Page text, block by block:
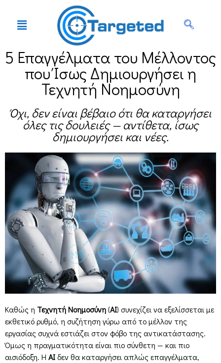
5 Επαγγέλματα του Μέλλοντος
που Ίσως Δημιουργήσει η
Τεχνητή Νοημοσύνη
Όχι, δεν είναι βέβαιο ότι θα καταργήσει
όλες τις δουλειές — αντίθετα, ίσως
δημιουργήσει και νέες.
Καθώς η Τεχνητή Νοημοσύνη(AI) συνεχίζει να εξελίσσεται με
εκθετικό ρυθμό, η συζήτηση γύρω από το μέλλον της
εργασίας συχνά εστιάζει στον φόβο της αντικατάστασης.
Όμως η πραγματικότητα είναι πιο σύνθετη — και πιο
αισιόδοξη. Η AIδεν θα καταργήσει απλώς επαγγέλματα,